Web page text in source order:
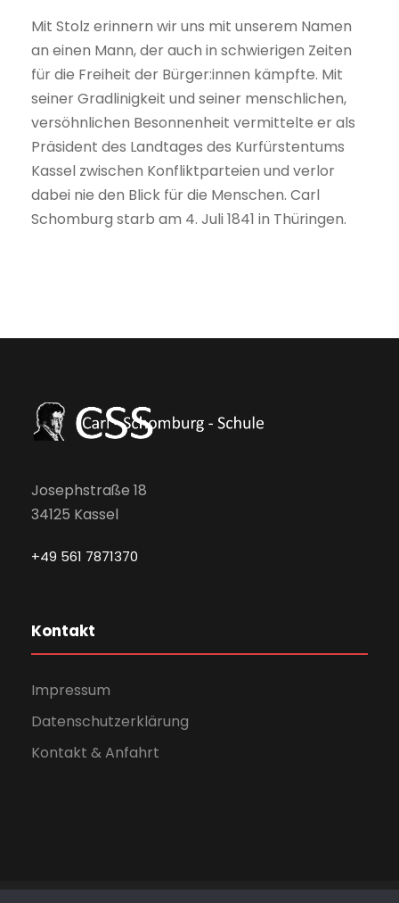
Mit Stolz erinnern wir uns mit unserem Namen
an einen Mann, der auch in schwierigen Zeiten
für die Freiheit der Bürger:innen kämpfte. Mit
seiner Gradlinigkeit und seiner menschlichen,
versöhnlichen Besonnenheit vermittelte er als
Präsident des Landtages des Kurfürstentums
Kassel zwischen Konfliktparteien und verlor
dabei nie den Blick für die Menschen. Carl
Schomburg starb am 4. Juli 1841 in Thüringen.
Josephstraße 18
34125 Kassel
+49 561 7871370
Kontakt
Impressum
Datenschutzerklärung
Kontakt & Anfahrt